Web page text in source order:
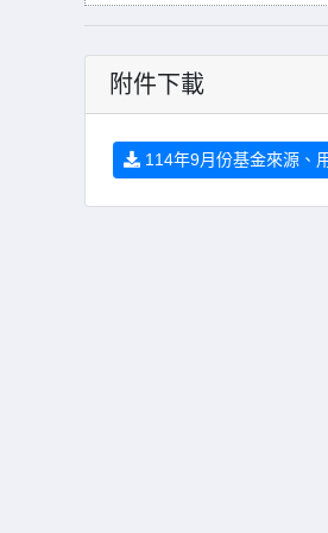
附件下載
114年9月份基金來源、